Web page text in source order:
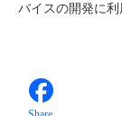
バイスの開発に利